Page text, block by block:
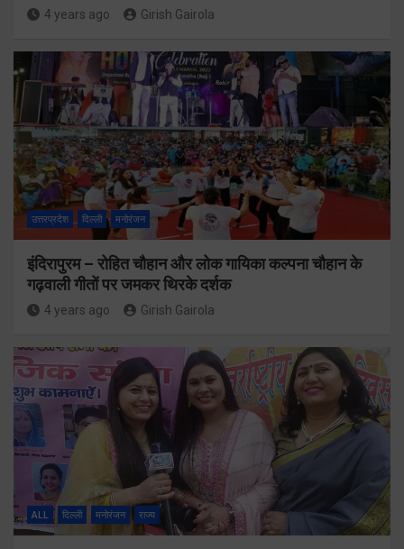
4 years ago Girish Gairola
उत्तरप्रदेश दिल्ली मनोरंजन
इंदिरापुरम – रोहित चौहान और लोक गायिका कल्पना चौहान के
गढ़वाली गीतों पर जमकर थिरके दर्शक
4 years ago Girish Gairola
ALL दिल्ली मनोरंजन राज्य